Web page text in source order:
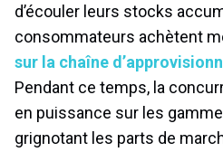
d’écouler leurs stocks
consommateurs achètent
sur la chaîne
Pendant ce temps, la
en puissance sur les
grignotant les parts de